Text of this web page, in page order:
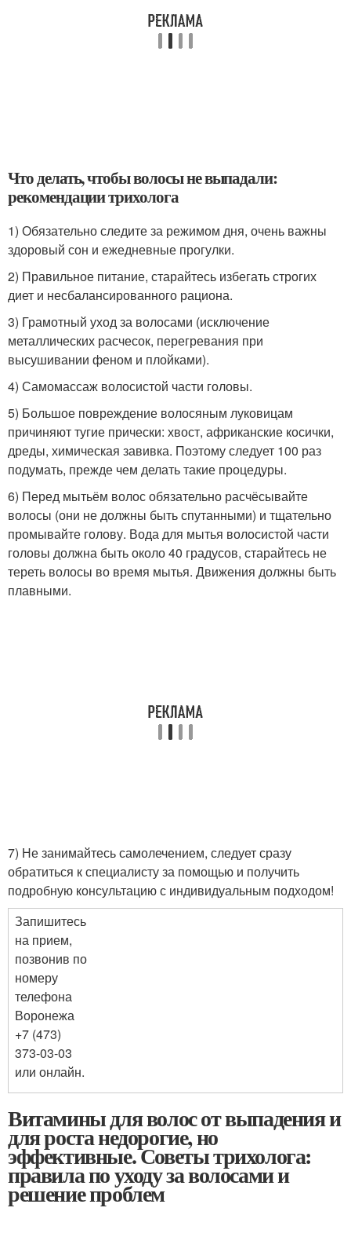
Что делать, чтобы волосы не выпадали:
рекомендации трихолога
1) Обязательно следите за режимом дня, очень важны
здоровый сон и ежедневные прогулки.
2) Правильное питание, старайтесь избегать строгих
диет и несбалансированного рациона.
3) Грамотный уход за волосами (исключение
металлических расчесок, перегревания при
высушивании феном и плойками).
4) Самомассаж волосистой части головы.
5) Большое повреждение волосяным луковицам
причиняют тугие прически: хвост, африканские косички,
дреды, химическая завивка. Поэтому следует 100 раз
подумать, прежде чем делать такие процедуры.
6) Перед мытьём волос обязательно расчёсывайте
волосы (они не должны быть спутанными) и тщательно
промывайте голову. Вода для мытья волосистой части
головы должна быть около 40 градусов, старайтесь не
тереть волосы во время мытья. Движения должны быть
плавными.
7) Не занимайтесь самолечением, следует сразу
обратиться к специалисту за помощью и получить
подробную консультацию с индивидуальным подходом!
Запишитесь
на прием,
позвонив по
номеру
телефона
Воронежа
+7 (473)
373-03-03
или онлайн.
Витамины для волос от выпадения и
для роста недорогие, но
эффективные. Советы трихолога:
правила по уходу за волосами и
решение проблем